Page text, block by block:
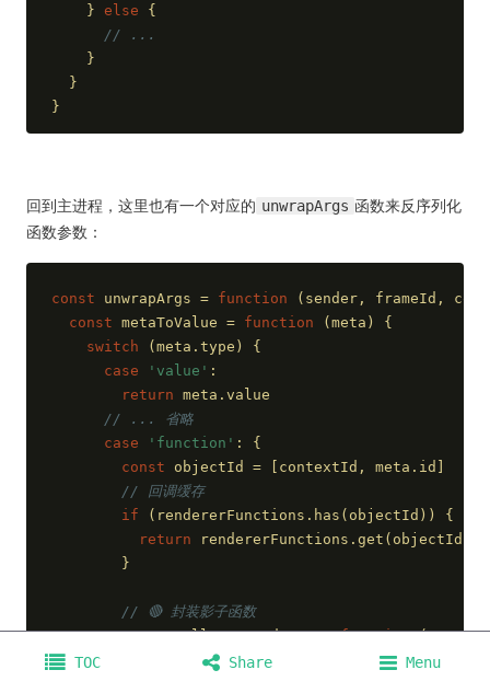
    }
else {
// ...
    }
  }
}
回到主进程，这里也有一个对应的 unwrapArgs 函数来反序列化
函数参数：
const unwrapArgs = function ( sender, frameId,
const metaToValue = function (meta ) {
switch (meta.type) {
case
'value' :
return meta.value
// ... 省略
case
'function' : {
const objectId = [contextId, meta.id]
// 回调缓存
if (rendererFunctions.has(objectId)) {
return rendererFunctions.get(objectId)
        }
// 🔴 封装影子函数
const callIntoRenderer = function (...args
succeed = false
TOC Share Menu